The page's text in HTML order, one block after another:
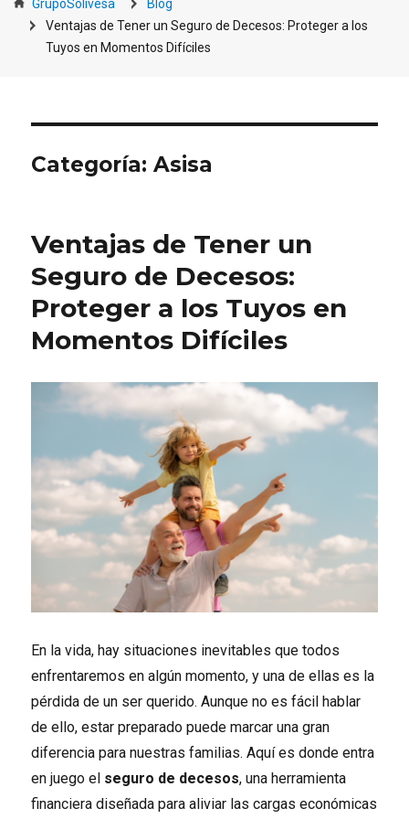
GrupoSolivesa
Blog
Ventajas de Tener un Seguro de Decesos: Proteger a los
Tuyos en Momentos Difíciles
Categoría:Asisa
Ventajas de Tener un
Seguro de Decesos:
Proteger a los Tuyos en
Momentos Difíciles
En la vida, hay situaciones inevitables que todos
enfrentaremos en algún momento, y una de ellas es la
pérdida de un ser querido. Aunque no es fácil hablar
de ello, estar preparado puede marcar una gran
diferencia para nuestras familias. Aquí es donde entra
en juego el seguro de decesos, una herramienta
financiera diseñada para aliviar las cargas económicas